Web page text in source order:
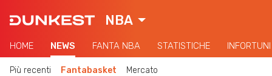
NBA
HOME NEWS FANTA NBA STATISTICHE INFORTUNI
Più recenti Fantabasket Mercato